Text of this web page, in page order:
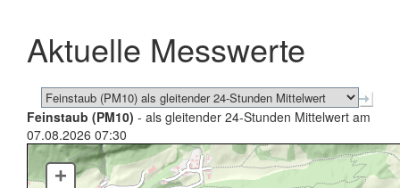
schließen
Aktuelle Messwerte
Feinstaub (PM10) - als gleitender 24-Stunden Mittelwert am
07.08.2026 07:30
+